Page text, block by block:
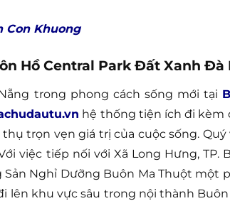
Con Khuong
Hồ Central Park Đất Xanh Đà
trong phong cách sống mới tại
hệ thống tiện ích đi kèm
trọn vẹn giá trị của cuộc sống.
việc tiếp nối với Xã Long Hưng,
Sản Nghỉ Dưỡng Buôn Ma Thuột một
lên khu vực sâu trong nội thành